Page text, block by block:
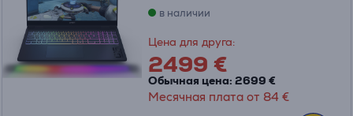
в наличии
Цена для друга:
2499 €
Обычная цена: 2699 €
Месячная плата от 84 €